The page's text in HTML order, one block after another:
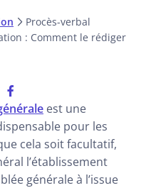
Procès-verbal
: Comment le rédiger
est une
pour les
cela soit facultatif,
l’établissement
générale à l’issue